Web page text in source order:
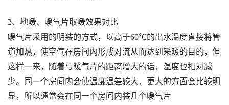
2、地暖、暖气片取暖效果对比
暖气片采用的明装的方式，以高于60℃的出水温度直接将管
道加热，使空气在房间内形成对流从而达到采暖的目的，但
这样一来，随着与暖气片的距离增大的话，温度也相对减
少。同一个房间内会使温度温差较大，更大的方面会比较明
显，所以通常会在同一个房间内装几个暖气片